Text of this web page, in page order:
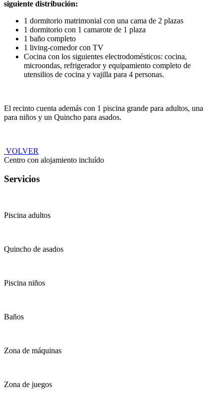
siguiente distribución:
1 dormitorio matrimonial con una cama de 2 plazas
1 dormitorio con 1 camarote de 1 plaza
1 baño completo
1 living-comedor con TV
Cocina con los siguientes electrodomésticos: cocina,
microondas, refrigerador y equipamiento completo de
utensilios de cocina y vajilla para 4 personas.
El recinto cuenta además con 1 piscina grande para adultos, una
para niños y un Quincho para asados.
VOLVER
Centro con alojamiento incluído
Servicios
Piscina adultos
Quincho de asados
Piscina niños
Baños
Zona de máquinas
Zona de juegos